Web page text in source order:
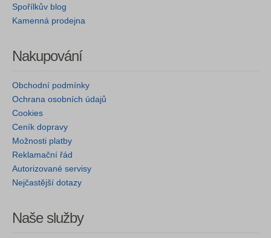
Spořílkův blog
Kamenná prodejna
Nakupování
Obchodní podmínky
Ochrana osobních údajů
Cookies
Ceník dopravy
Možnosti platby
Reklamační řád
Autorizované servisy
Nejčastější dotazy
Naše služby